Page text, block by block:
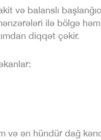
və balanslı
ilə bölgə
diqqət çəkir.
və ən hündür dağ